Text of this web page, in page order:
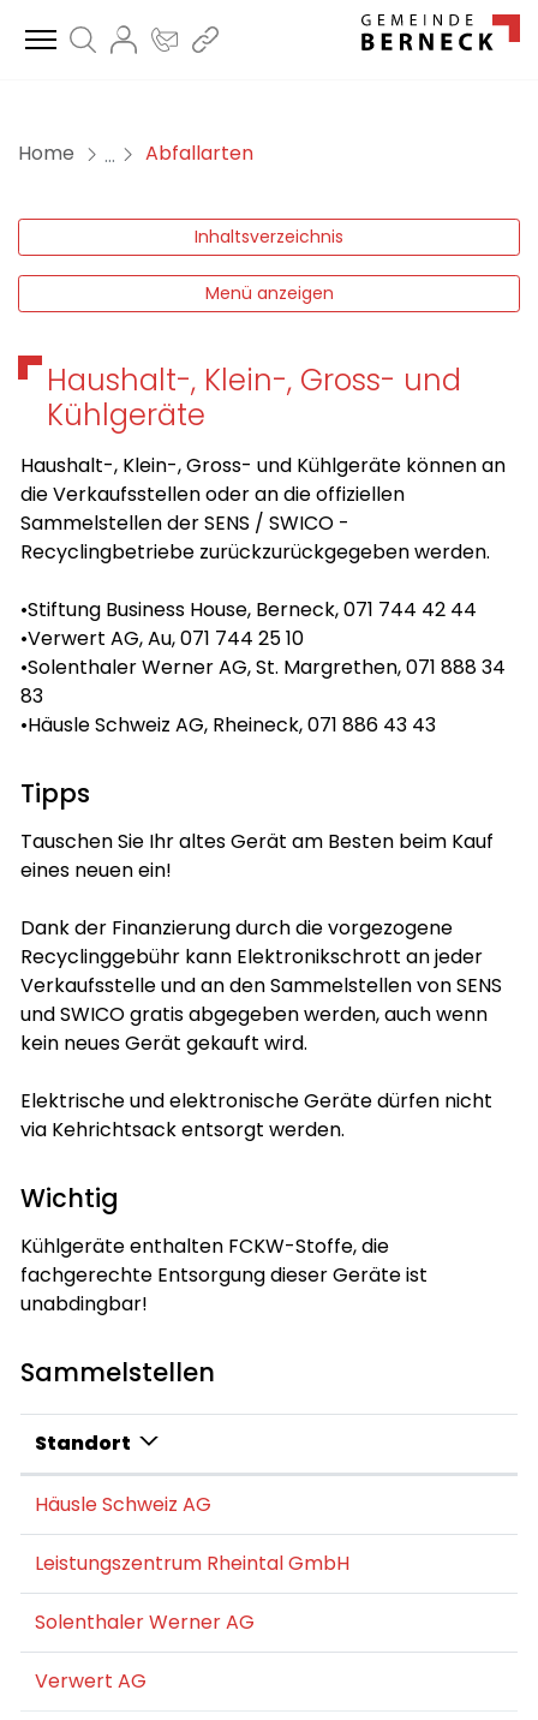
SucheLoginKontaktDirektlinks
Home Abfallarten(ausgewählt)
Inhaltsverzeichnis
Menü anzeigen
Haushalt-, Klein-, Gross- und
Kühlgeräte
Haushalt-, Klein-, Gross- und Kühlgeräte können an
die Verkaufsstellen oder an die offiziellen
Sammelstellen der SENS / SWICO -
Recyclingbetriebe zurückzurückgegeben werden.
•Stiftung Business House, Berneck, 071 744 42 44
•Verwert AG, Au, 071 744 25 10
•Solenthaler Werner AG, St. Margrethen, 071 888 34
83
•Häusle Schweiz AG, Rheineck, 071 886 43 43
Tipps
Tauschen Sie Ihr altes Gerät am Besten beim Kauf
eines neuen ein!
Dank der Finanzierung durch die vorgezogene
Recyclinggebühr kann Elektronikschrott an jeder
Verkaufsstelle und an den Sammelstellen von SENS
und SWICO gratis abgegeben werden, auch wenn
kein neues Gerät gekauft wird.
Elektrische und elektronische Geräte dürfen nicht
via Kehrichtsack entsorgt werden.
Wichtig
Kühlgeräte enthalten FCKW-Stoffe, die
fachgerechte Entsorgung dieser Geräte ist
unabdingbar!
Sammelstellen
Standort
Häusle Schweiz AG
Leistungszentrum Rheintal GmbH
Solenthaler Werner AG
Verwert AG